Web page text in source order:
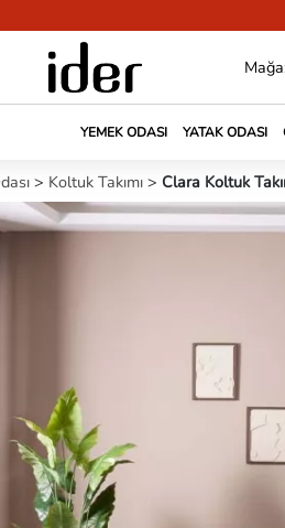
YEMEK ODASI YATAK ODASI
> Koltuk Takımı > Clara Koltuk